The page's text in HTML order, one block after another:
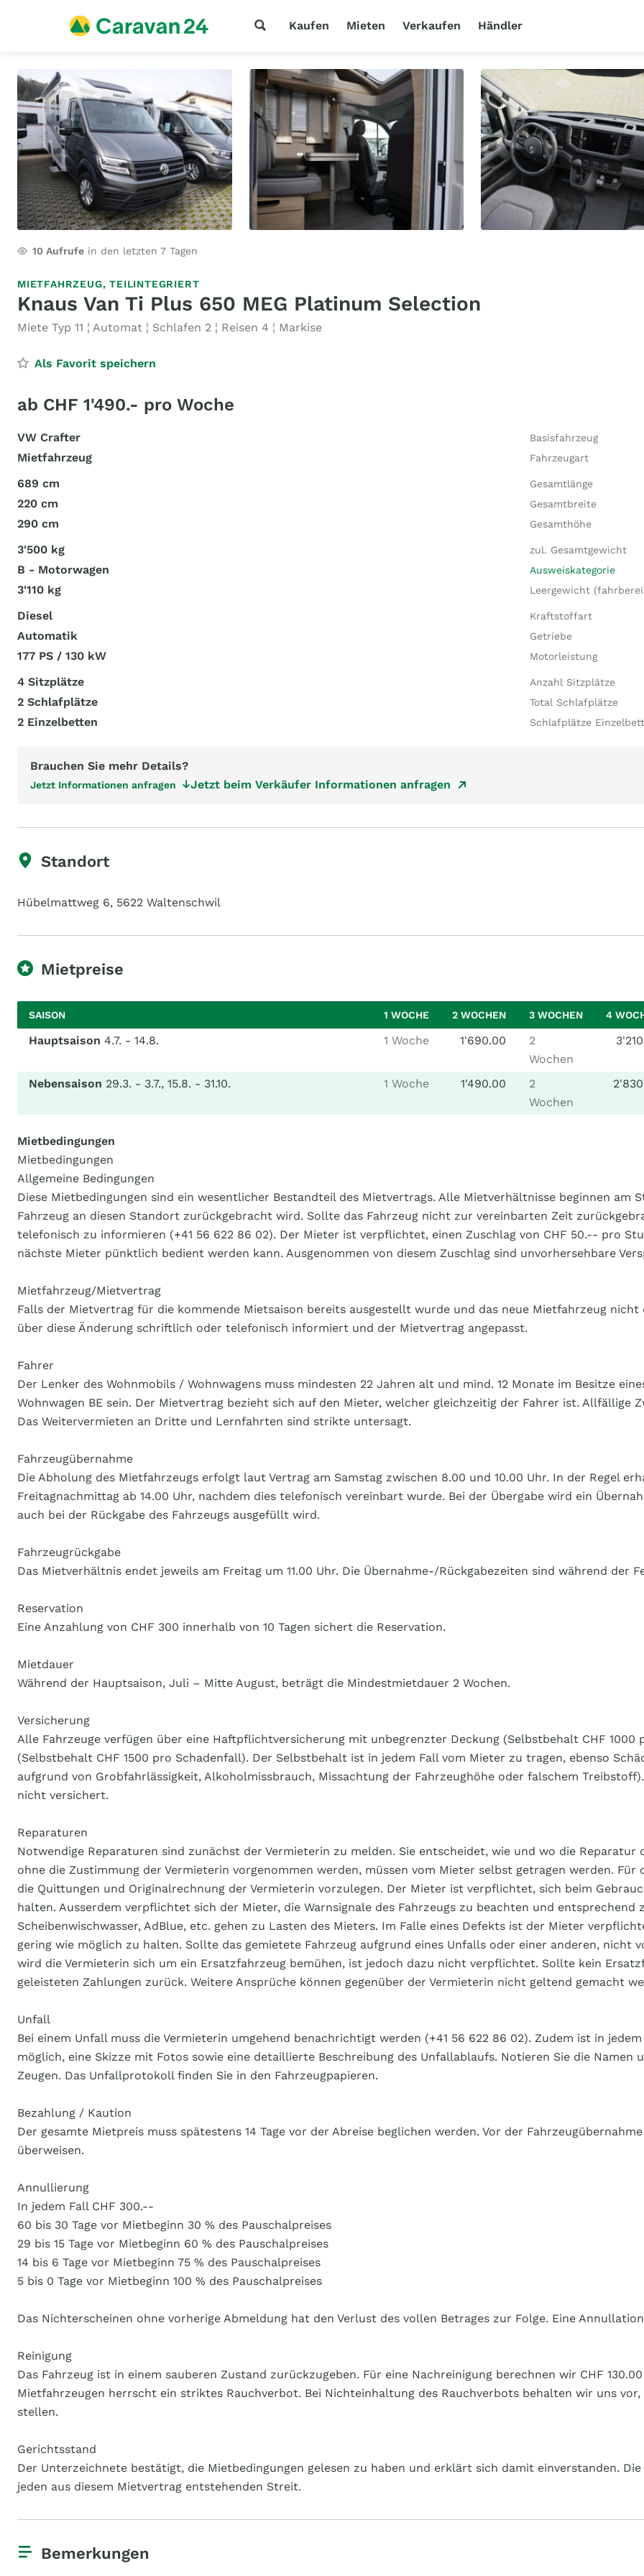
Kaufen Mieten Verkaufen Händler
10 Aufrufe in den letzten 7 Tagen
MIETFAHRZEUG,TEILINTEGRIERT
Knaus Van Ti Plus 650 MEG Platinum Selection
Miete Typ 11 ¦ Automat ¦ Schlafen 2 ¦ Reisen 4 ¦ Markise
Als Favorit speichern
ab CHF 1'490.- pro Woche
VW Crafter Basisfahrzeug
Mietfahrzeug Fahrzeugart
689 cm Gesamtlänge
220 cm Gesamtbreite
290 cm Gesamthöhe
3'500 kg zul. Gesamtgewicht
B - Motorwagen Ausweiskategorie
3'110 kg Leergewicht
Diesel Kraftstoffart
Automatik Getriebe
177 PS / 130 kW Motorleistung
4 Sitzplätze Anzahl Sitzplätze
2 Schlafplätze Total Schlafplätze
2 Einzelbetten Schlafplätze Einzelbett
Brauchen Sie mehr Details?
Jetzt Informationen anfragen Jetzt beim Verkäufer Informationen anfragen
Standort
Hübelmattweg 6, 5622 Waltenschwil
Mietpreise
SAISON 1 WOCHE 2 WOCHEN 3 WOCHEN 4
Hauptsaison 4.7. - 14.8. 1 Woche 1'690.00
2
Wochen
Nebensaison 29.3. - 3.7., 15.8. - 31.10. 1 Woche 1'490.00
2
Wochen
Mietbedingungen
Mietbedingungen
Allgemeine Bedingungen
Diese Mietbedingungen sind ein wesentlicher Bestandteil des Mietvertrags. Alle Mietverhältnisse beginnen am
Fahrzeug an diesen Standort zurückgebracht wird. Sollte das Fahrzeug nicht zur vereinbarten Zeit
telefonisch zu informieren (+41 56 622 86 02). Der Mieter ist verpflichtet, einen Zuschlag von CHF 50.-- pro
nächste Mieter pünktlich bedient werden kann. Ausgenommen von diesem Zuschlag sind unvorhersehbare
Mietfahrzeug/Mietvertrag
Falls der Mietvertrag für die kommende Mietsaison bereits ausgestellt wurde und das neue Mietfahrzeug
über diese Änderung schriftlich oder telefonisch informiert und der Mietvertrag angepasst.
Fahrer
Der Lenker des Wohnmobils / Wohnwagens muss mindesten 22 Jahren alt und mind. 12 Monate im Besitze
Wohnwagen BE sein. Der Mietvertrag bezieht sich auf den Mieter, welcher gleichzeitig der Fahrer ist.
Das Weitervermieten an Dritte und Lernfahrten sind strikte untersagt.
Fahrzeugübernahme
Die Abholung des Mietfahrzeugs erfolgt laut Vertrag am Samstag zwischen 8.00 und 10.00 Uhr. In der Regel
Freitagnachmittag ab 14.00 Uhr, nachdem dies telefonisch vereinbart wurde. Bei der Übergabe wird ein
auch bei der Rückgabe des Fahrzeugs ausgefüllt wird.
Fahrzeugrückgabe
Das Mietverhältnis endet jeweils am Freitag um 11.00 Uhr. Die Übernahme-/Rückgabezeiten sind während der
Reservation
Eine Anzahlung von CHF 300 innerhalb von 10 Tagen sichert die Reservation.
Mietdauer
Während der Hauptsaison, Juli – Mitte August, beträgt die Mindestmietdauer 2 Wochen.
Versicherung
Alle Fahrzeuge verfügen über eine Haftpflichtversicherung mit unbegrenzter Deckung (Selbstbehalt CHF 1000
(Selbstbehalt CHF 1500 pro Schadenfall). Der Selbstbehalt ist in jedem Fall vom Mieter zu tragen, ebenso
aufgrund von Grobfahrlässigkeit, Alkoholmissbrauch, Missachtung der Fahrzeughöhe oder falschem
nicht versichert.
Reparaturen
Notwendige Reparaturen sind zunächst der Vermieterin zu melden. Sie entscheidet, wie und wo die
ohne die Zustimmung der Vermieterin vorgenommen werden, müssen vom Mieter selbst getragen werden.
die Quittungen und Originalrechnung der Vermieterin vorzulegen. Der Mieter ist verpflichtet, sich beim
halten. Ausserdem verpflichtet sich der Mieter, die Warnsignale des Fahrzeugs zu beachten und entsprechend
Scheibenwischwasser, AdBlue, etc. gehen zu Lasten des Mieters. Im Falle eines Defekts ist der Mieter
gering wie möglich zu halten. Sollte das gemietete Fahrzeug aufgrund eines Unfalls oder einer anderen, nicht
wird die Vermieterin sich um ein Ersatzfahrzeug bemühen, ist jedoch dazu nicht verpflichtet. Sollte kein
geleisteten Zahlungen zurück. Weitere Ansprüche können gegenüber der Vermieterin nicht geltend gemacht
Unfall
Bei einem Unfall muss die Vermieterin umgehend benachrichtigt werden (+41 56 622 86 02). Zudem ist in
möglich, eine Skizze mit Fotos sowie eine detaillierte Beschreibung des Unfallablaufs. Notieren Sie die Namen
Zeugen. Das Unfallprotokoll finden Sie in den Fahrzeugpapieren.
Bezahlung / Kaution
Der gesamte Mietpreis muss spätestens 14 Tage vor der Abreise beglichen werden. Vor der
überweisen.
Annullierung
In jedem Fall CHF 300.--
60 bis 30 Tage vor Mietbeginn 30 % des Pauschalpreises
29 bis 15 Tage vor Mietbeginn 60 % des Pauschalpreises
14 bis 6 Tage vor Mietbeginn 75 % des Pauschalpreises
5 bis 0 Tage vor Mietbeginn 100 % des Pauschalpreises
Das Nichterscheinen ohne vorherige Abmeldung hat den Verlust des vollen Betrages zur Folge. Eine
Reinigung
Das Fahrzeug ist in einem sauberen Zustand zurückzugeben. Für eine Nachreinigung berechnen wir CHF
Mietfahrzeugen herrscht ein striktes Rauchverbot. Bei Nichteinhaltung des Rauchverbots behalten wir uns
stellen.
Gerichtsstand
Der Unterzeichnete bestätigt, die Mietbedingungen gelesen zu haben und erklärt sich damit einverstanden.
jeden aus diesem Mietvertrag entstehenden Streit.
Bemerkungen